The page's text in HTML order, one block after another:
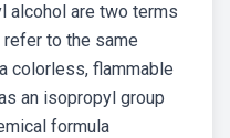
alcohol are two terms
to the same
colorless, flammable
an isopropyl group
formula